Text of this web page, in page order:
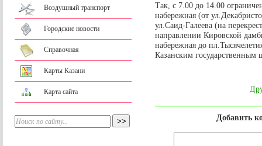
Воздушный транспорт
Городские новости
Справочная
Карты Казани
Карта сайта
Так, с 7.00 до 14.00
набережная (от
ул.Саид-Галеева (на
направлении Кировской
набережная до
Казанским государственным
Добавить